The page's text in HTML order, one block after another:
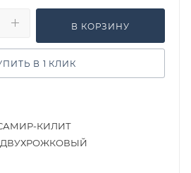
В КОРЗИНУ
В 1 КЛИК
КИЛИТ
ДВУХРОЖКОВЫЙ